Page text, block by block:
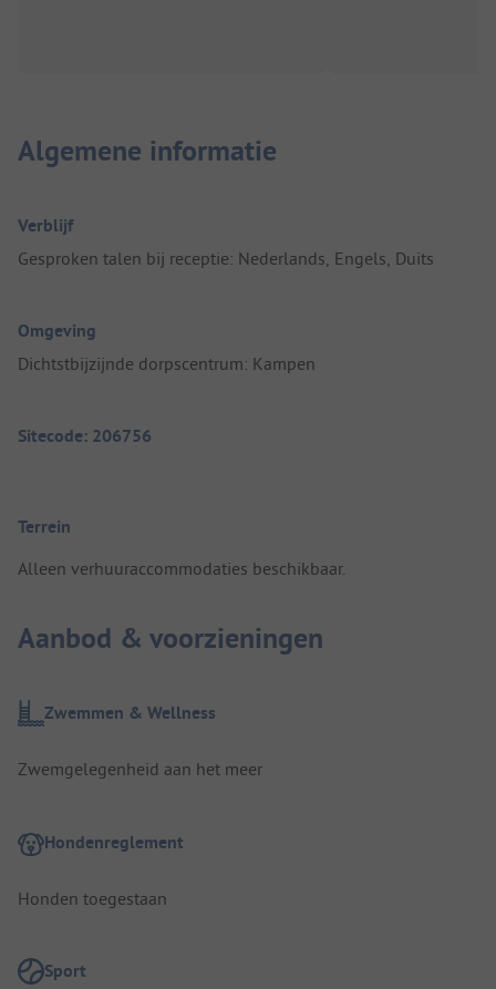
Algemene informatie
Verblijf
Gesproken talen bij receptie: Nederlands, Engels, Duits
Omgeving
Dichtstbijzijnde dorpscentrum: Kampen
Sitecode: 206756
Terrein
Alleen verhuuraccommodaties beschikbaar.
Aanbod & voorzieningen
Zwemmen & Wellness
Zwemgelegenheid aan het meer
Hondenreglement
Honden toegestaan
Sport